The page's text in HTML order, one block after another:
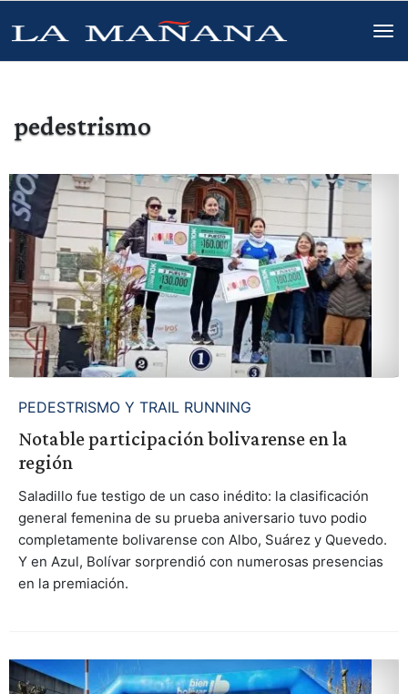
pedestrismo
PEDESTRISMO Y TRAIL RUNNING
Notable participación bolivarense en la
región
Saladillo fue testigo de un caso inédito: la clasificación
general femenina de su prueba aniversario tuvo podio
completamente bolivarense con Albo, Suárez y Quevedo.
Y en Azul, Bolívar sorprendió con numerosas presencias
en la premiación.